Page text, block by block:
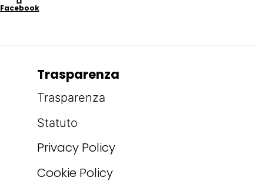
Facebook
Trasparenza
Trasparenza
Statuto
Privacy Policy
Cookie Policy